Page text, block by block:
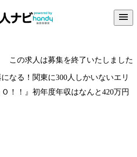
この求人は募集を終了いたしました
なる！関東に300人しかいないエリ
！！』初年度年収はなんと420万円